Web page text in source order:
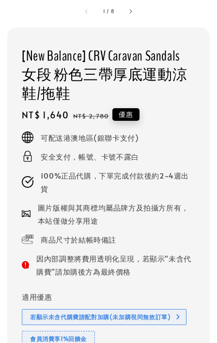
1 / 8
[New Balance] CRV Caravan Sandals
女段 粉色三帶厚底運動涼
鞋/拖鞋
Sale
NT$ 1,640 Regular
NT$ 2,780 優惠
可配送港澳地區(銀聯卡支付)
安全支付，帳號、卡號不露白
100%正品代購，下單完成付款後約2~4週出
貨
圖片版權與其商標均屬品牌方及拍攝方所有，
本站僅做分享用途
商品尺寸於結帳時備註
因內部調整將費用透明化呈現，若顯示"未含代
購費"請加購後方為最終價格
適用優惠
若顯示未含代購費請配對加購(未加購視同無效訂單)
會員消費享1%回饋金